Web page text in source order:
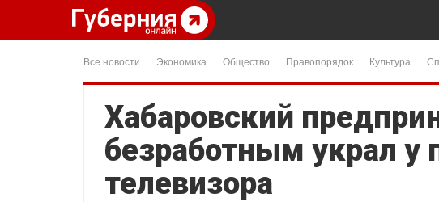
Все новости Экономика Общество Правопорядок Культура
Хабаровский
безработным украл у
телевизора